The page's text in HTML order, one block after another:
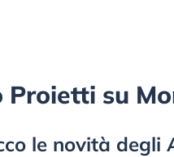
su
le novità degli